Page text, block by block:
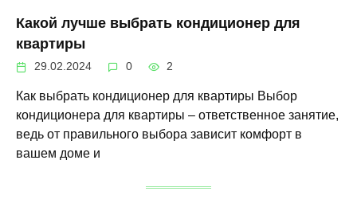
Какой лучше выбрать кондиционер для
квартиры
29.02.2024 0 2
Как выбрать кондиционер для квартиры Выбор
кондиционера для квартиры – ответственное занятие,
ведь от правильного выбора зависит комфорт в
вашем доме и